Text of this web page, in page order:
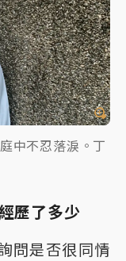
中不忍落淚。丁
歷了多少
問是否很同情